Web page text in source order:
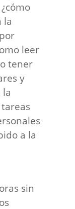
la
leer
tener
y
la
a la
sin